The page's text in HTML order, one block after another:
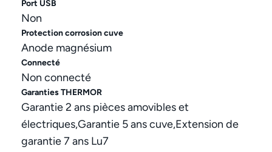
Port USB
Non
Protection corrosion cuve
Anode magnésium
Connecté
Non connecté
Garanties THERMOR
Garantie 2 ans pièces amovibles et
électriques,Garantie 5 ans cuve,Extension de
garantie 7 ans Lu7